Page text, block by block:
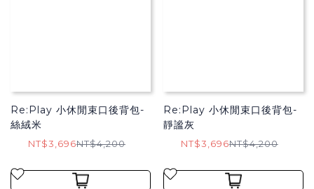
Re:Play 小休閒束口後背包-
絲絨米
NT$3,696NT$4,200
Re:Play 小休閒束口後背包-
靜謐灰
NT$3,696NT$4,200